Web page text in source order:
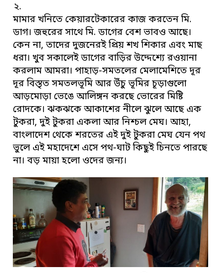
২.
মামার খনিতে কেয়ারটেকারের কাজ করতেন মি.
ডাগ। জহুরের সাথে মি. ডাগের বেশ ভাবও আছে।
কেন না, তাদের দুজনেরই প্রিয় শখ শিকার এবং মাছ
ধরা। খুব সকালেই ডাগের বাড়ির উদ্দেশ্যে রওয়ানা
করলাম আমরা। পাহাড়-সমতলের মেলামেশিতে দূর
দূর বিস্তৃত সমতলভূমি আর উঁচু ভূমির চূড়াগুলো
আড়মোড়া ভেঙে আলিঙ্গন করছে ভোরের মিষ্টি
রোদকে। ঝকঝকে আকাশের নীলে ঝুলে আছে এক
টুকরা, দুই টুকরা একলা আর নিশ্চল মেঘ। আহা,
বাংলাদেশ থেকে শরতের এই দুই টুকরা মেঘ যেন পথ
ভুলে এই মহাদেশে এসে পথ-ঘাট কিছুই চিনতে পারছে
না। বড় মায়া হলো ওদের জন্য।